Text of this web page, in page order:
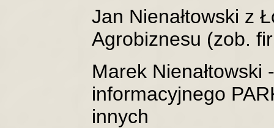
Jan Nienałtowski z
Agrobiznesu (zob.
Marek
informacyjnego
innych